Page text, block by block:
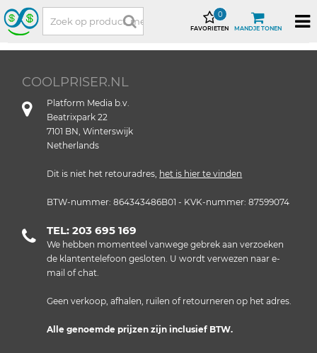
FAVORIETEN
0
MANDJE TONEN
COOLPRISER.NL
Platform Media b.v.
Beatrixpark 22
7101 BN, Winterswijk
Netherlands
Dit is niet het retouradres, het is hier te vinden
BTW-nummer: 864343486B01 - KVK-nummer: 87599074
TEL: 203 695 169
We hebben momenteel vanwege gebrek aan verzoeken
de klantentelefoon gesloten. U wordt verwezen naar e-
mail of chat.
Geen verkoop, afhalen, ruilen of retourneren op het adres.
Alle genoemde prijzen zijn inclusief BTW.